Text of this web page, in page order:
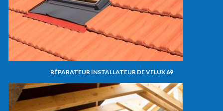
RÉPARATEUR INSTALLATEUR DE VELUX 69